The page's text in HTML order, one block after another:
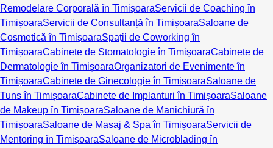
Remodelare Corporală în TimișoaraServicii de Coaching în
TimișoaraServicii de Consultanță în TimișoaraSaloane de
Cosmetică în TimișoaraSpații de Coworking în
TimișoaraCabinete de Stomatologie în TimișoaraCabinete de
Dermatologie în TimișoaraOrganizatori de Evenimente în
TimișoaraCabinete de Ginecologie în TimișoaraSaloane de
Tuns în TimișoaraCabinete de Implanturi în TimișoaraSaloane
de Makeup în TimișoaraSaloane de Manichiură în
TimișoaraSaloane de Masaj & Spa în TimișoaraServicii de
Mentoring în TimișoaraSaloane de Microblading în